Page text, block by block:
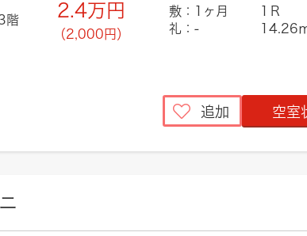
階 2.4万円
（2,000円）
敷：1ヶ月
礼：-
1Ｒ
14.26
追加 空室